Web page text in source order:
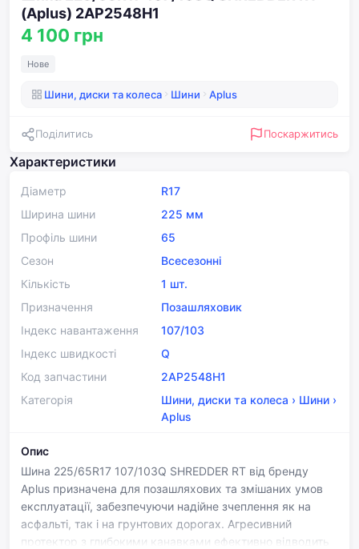
Характеристики
Діаметр
R17
Ширина шини
225 мм
Профіль шини
65
Сезон
Всесезонні
Кількість
1 шт.
Призначення
Позашляховик
Індекс навантаження
107/103
Індекс швидкості
Q
Код запчастини
2AP2548H1
Категорія
Шини, диски та колеса › Шини ›
Aplus
Опис
Шина 225/65R17 107/103Q SHREDDER RT від бренду
Aplus призначена для позашляхових та змішаних умов
експлуатації, забезпечуючи надійне зчеплення як на
асфальті, так і на грунтових дорогах. Агресивний
протектор з глибокими канавками ефективно відводить
(Aplus) 2AP2548H1
4 100 грн
Нове
Шини, диски та колеса Шини Aplus
Поділитись Поскаржитись